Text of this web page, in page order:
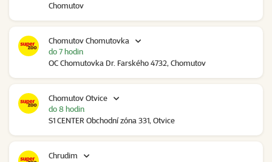
Chomutov
Chomutov Chomutovka
OC Chomutovka Dr. Farského 4732, Chomutov
do 7 hodin
Chomutov Otvice
S1 CENTER Obchodní zóna 331, Otvice
do 8 hodin
Chrudim